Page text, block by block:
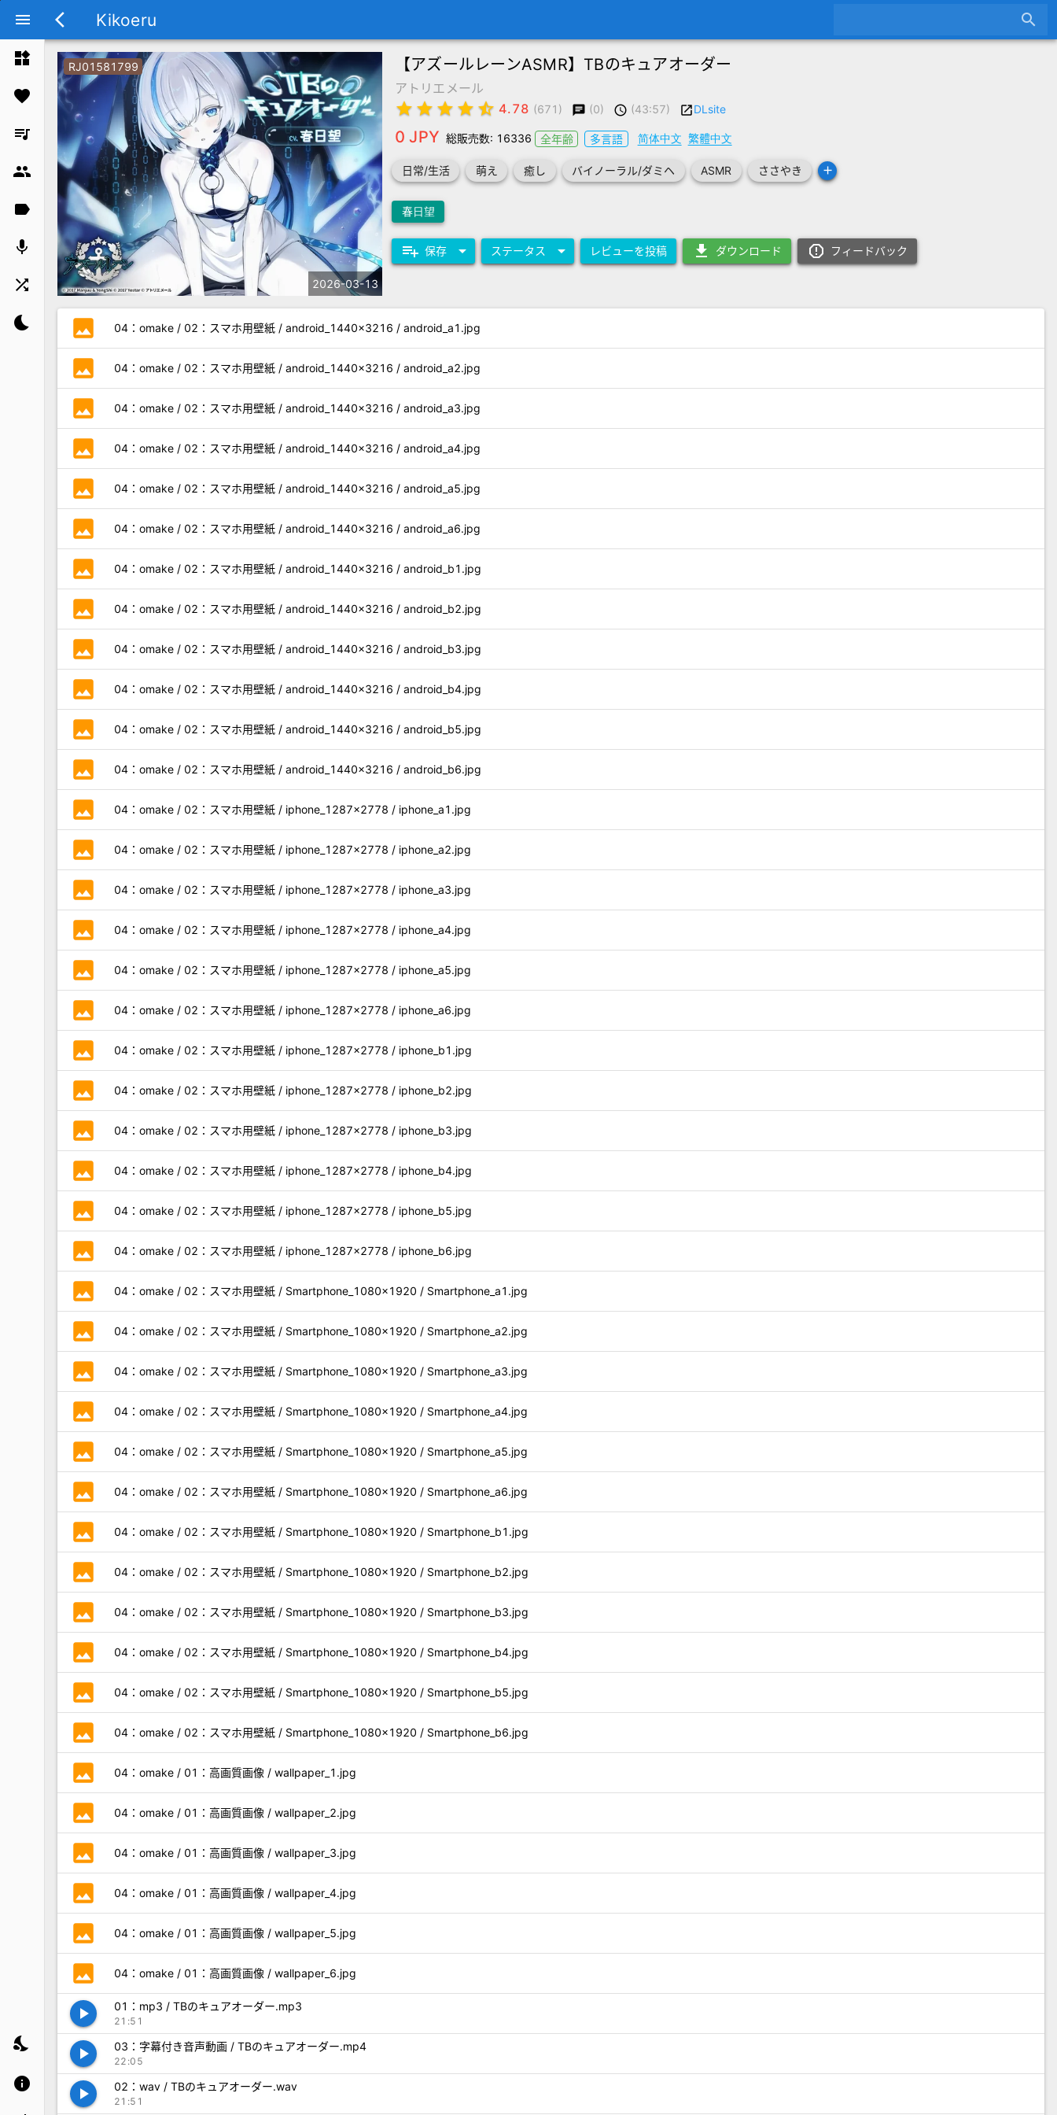
menu arrow_back_ios Kikoeru search
widgets
favorite
queue_music
group
label
mic
shuffle
bedtime
nights_stay
info
RJ01581799
2026-03-13
【アズールレーンASMR】TBのキュアオーダー
アトリエメール
star star star star star_half 4.78 (671) chat (0) schedule (43:57) launchDLsite
0 JPY 総販売数: 16336 全年齢 多言語 简体中文 繁體中文
日常/生活 萌え 癒し バイノーラル/ダミヘ ASMR ささやき add
春日望
playlist_add 保存 arrow_drop_down ステータス arrow_drop_down レビューを投稿 download ダウンロード report_gmailerrorred フィードバック
photo 04：omake / 02：スマホ用壁紙 / android_1440x3216 / android_a1.jpg
photo 04：omake / 02：スマホ用壁紙 / android_1440x3216 / android_a2.jpg
photo 04：omake / 02：スマホ用壁紙 / android_1440x3216 / android_a3.jpg
photo 04：omake / 02：スマホ用壁紙 / android_1440x3216 / android_a4.jpg
photo 04：omake / 02：スマホ用壁紙 / android_1440x3216 / android_a5.jpg
photo 04：omake / 02：スマホ用壁紙 / android_1440x3216 / android_a6.jpg
photo 04：omake / 02：スマホ用壁紙 / android_1440x3216 / android_b1.jpg
photo 04：omake / 02：スマホ用壁紙 / android_1440x3216 / android_b2.jpg
photo 04：omake / 02：スマホ用壁紙 / android_1440x3216 / android_b3.jpg
photo 04：omake / 02：スマホ用壁紙 / android_1440x3216 / android_b4.jpg
photo 04：omake / 02：スマホ用壁紙 / android_1440x3216 / android_b5.jpg
photo 04：omake / 02：スマホ用壁紙 / android_1440x3216 / android_b6.jpg
photo 04：omake / 02：スマホ用壁紙 / iphone_1287x2778 / iphone_a1.jpg
photo 04：omake / 02：スマホ用壁紙 / iphone_1287x2778 / iphone_a2.jpg
photo 04：omake / 02：スマホ用壁紙 / iphone_1287x2778 / iphone_a3.jpg
photo 04：omake / 02：スマホ用壁紙 / iphone_1287x2778 / iphone_a4.jpg
photo 04：omake / 02：スマホ用壁紙 / iphone_1287x2778 / iphone_a5.jpg
photo 04：omake / 02：スマホ用壁紙 / iphone_1287x2778 / iphone_a6.jpg
photo 04：omake / 02：スマホ用壁紙 / iphone_1287x2778 / iphone_b1.jpg
photo 04：omake / 02：スマホ用壁紙 / iphone_1287x2778 / iphone_b2.jpg
photo 04：omake / 02：スマホ用壁紙 / iphone_1287x2778 / iphone_b3.jpg
photo 04：omake / 02：スマホ用壁紙 / iphone_1287x2778 / iphone_b4.jpg
photo 04：omake / 02：スマホ用壁紙 / iphone_1287x2778 / iphone_b5.jpg
photo 04：omake / 02：スマホ用壁紙 / iphone_1287x2778 / iphone_b6.jpg
photo 04：omake / 02：スマホ用壁紙 / Smartphone_1080x1920 / Smartphone_a1.jpg
photo 04：omake / 02：スマホ用壁紙 / Smartphone_1080x1920 / Smartphone_a2.jpg
photo 04：omake / 02：スマホ用壁紙 / Smartphone_1080x1920 / Smartphone_a3.jpg
photo 04：omake / 02：スマホ用壁紙 / Smartphone_1080x1920 / Smartphone_a4.jpg
photo 04：omake / 02：スマホ用壁紙 / Smartphone_1080x1920 / Smartphone_a5.jpg
photo 04：omake / 02：スマホ用壁紙 / Smartphone_1080x1920 / Smartphone_a6.jpg
photo 04：omake / 02：スマホ用壁紙 / Smartphone_1080x1920 / Smartphone_b1.jpg
photo 04：omake / 02：スマホ用壁紙 / Smartphone_1080x1920 / Smartphone_b2.jpg
photo 04：omake / 02：スマホ用壁紙 / Smartphone_1080x1920 / Smartphone_b3.jpg
photo 04：omake / 02：スマホ用壁紙 / Smartphone_1080x1920 / Smartphone_b4.jpg
photo 04：omake / 02：スマホ用壁紙 / Smartphone_1080x1920 / Smartphone_b5.jpg
photo 04：omake / 02：スマホ用壁紙 / Smartphone_1080x1920 / Smartphone_b6.jpg
photo 04：omake / 01：高画質画像 / wallpaper_1.jpg
photo 04：omake / 01：高画質画像 / wallpaper_2.jpg
photo 04：omake / 01：高画質画像 / wallpaper_3.jpg
photo 04：omake / 01：高画質画像 / wallpaper_4.jpg
photo 04：omake / 01：高画質画像 / wallpaper_5.jpg
photo 04：omake / 01：高画質画像 / wallpaper_6.jpg
play_arrow 01：mp3 / TBのキュアオーダー.mp3
21:51
play_arrow 03：字幕付き音声動画 / TBのキュアオーダー.mp4
22:05
play_arrow 02：wav / TBのキュアオーダー.wav
21:51